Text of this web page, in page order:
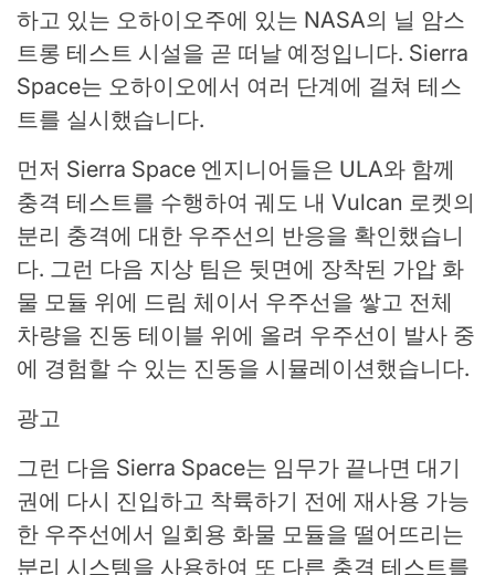
하고 있는 오하이오주에 있는 NASA의 닐 암스
트롱 테스트 시설을 곧 떠날 예정입니다. Sierra
Space는 오하이오에서 여러 단계에 걸쳐 테스
트를 실시했습니다.
먼저 Sierra Space 엔지니어들은 ULA와 함께
충격 테스트를 수행하여 궤도 내 Vulcan 로켓의
분리 충격에 대한 우주선의 반응을 확인했습니
다. 그런 다음 지상 팀은 뒷면에 장착된 가압 화
물 모듈 위에 드림 체이서 우주선을 쌓고 전체
차량을 진동 테이블 위에 올려 우주선이 발사 중
에 경험할 수 있는 진동을 시뮬레이션했습니다.
광고
그런 다음 Sierra Space는 임무가 끝나면 대기
권에 다시 진입하고 착륙하기 전에 재사용 가능
한 우주선에서 일회용 화물 모듈을 떨어뜨리는
분리 시스템을 사용하여 또 다른 충격 테스트를